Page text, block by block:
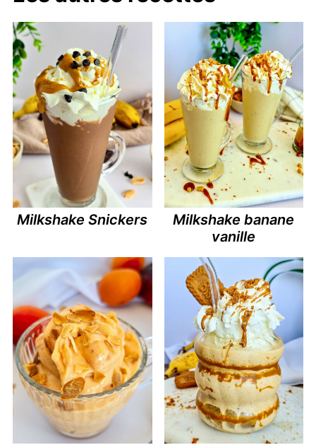
Milkshake Snickers
Milkshake banane
vanille